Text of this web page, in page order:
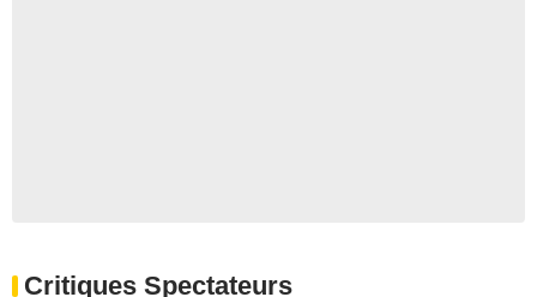
Critiques Spectateurs